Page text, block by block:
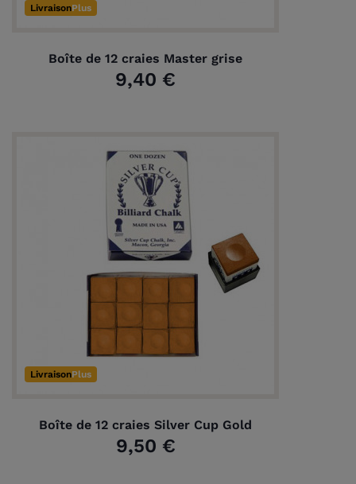
LivraisonPlus
Boîte de 12 craies Master grise
9,40 €
LivraisonPlus
Boîte de 12 craies Silver Cup Gold
9,50 €